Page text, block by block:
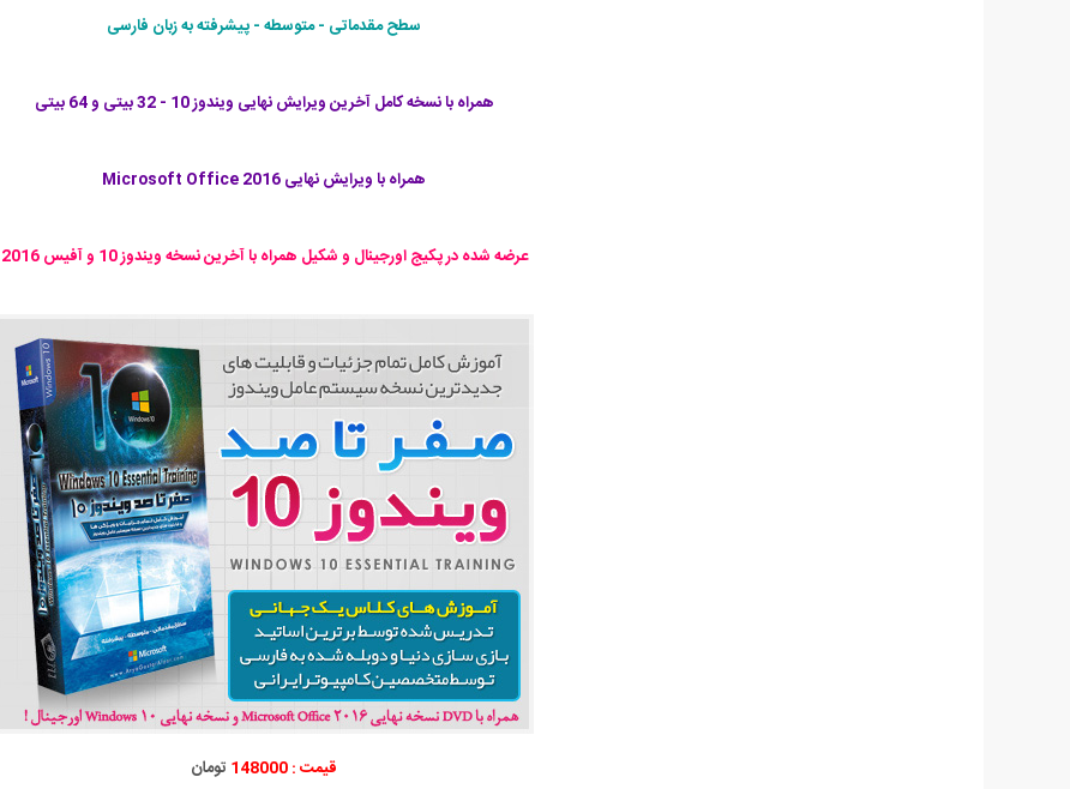
سطح مقدماتی - متوسطه - پیشرفته به زبان فارسی
همراه با نسخه کامل آخرین ویرایش نهایی ویندوز 10 - 32 بیتی و 64 بیتی
همراه با ویرایش نهایی Microsoft Office 2016
عرضه شده در پکیج اورجینال و شکیل همراه با آخرین نسخه ویندوز 10 و آفیس 2016
قیمت : 148000 تومان